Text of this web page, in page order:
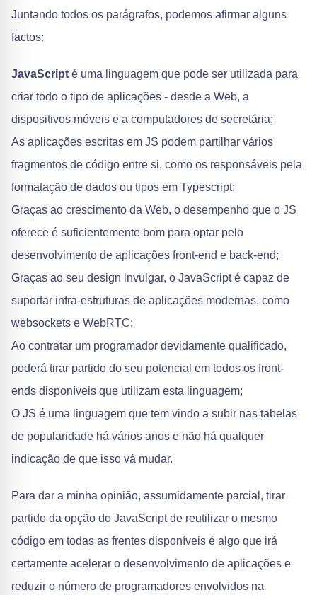
Juntando todos os parágrafos, podemos afirmar alguns
factos:
JavaScript é uma linguagem que pode ser utilizada para
criar todo o tipo de aplicações - desde a Web, a
dispositivos móveis e a computadores de secretária;
As aplicações escritas em JS podem partilhar vários
fragmentos de código entre si, como os responsáveis pela
formatação de dados ou tipos em Typescript;
Graças ao crescimento da Web, o desempenho que o JS
oferece é suficientemente bom para optar pelo
desenvolvimento de aplicações front-end e back-end;
Graças ao seu design invulgar, o JavaScript é capaz de
suportar infra-estruturas de aplicações modernas, como
websockets e WebRTC;
Ao contratar um programador devidamente qualificado,
poderá tirar partido do seu potencial em todos os front-
ends disponíveis que utilizam esta linguagem;
O JS é uma linguagem que tem vindo a subir nas tabelas
de popularidade há vários anos e não há qualquer
indicação de que isso vá mudar.
Para dar a minha opinião, assumidamente parcial, tirar
partido da opção do JavaScript de reutilizar o mesmo
código em todas as frentes disponíveis é algo que irá
certamente acelerar o desenvolvimento de aplicações e
reduzir o número de programadores envolvidos na